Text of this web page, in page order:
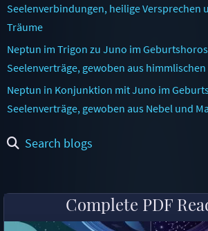
Seelenverbindungen, heilige Versprechen
Träume
Neptun im Trigon zu Juno im
Seelenverträge, gewoben aus
Neptun in Konjunktion mit Juno im
Seelenverträge, gewoben aus Nebel und
Search blogs
Complete PDF